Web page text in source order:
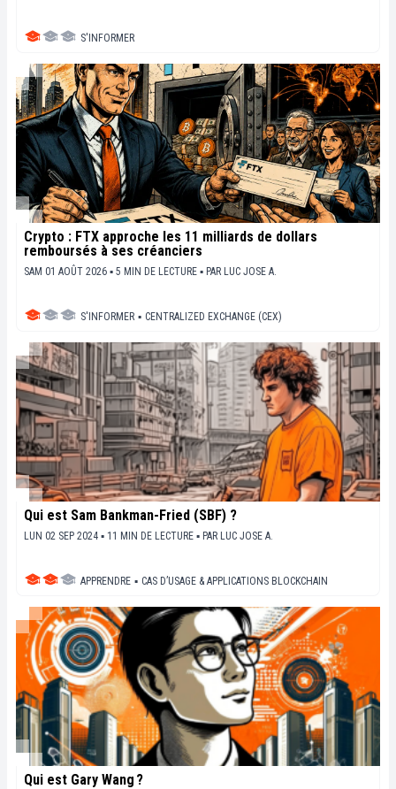
S'INFORMER
Crypto : FTX approche les 11 milliards de dollars
remboursés à ses créanciers
SAM 01 AOÛT 2026 ▪ 5 MIN DE LECTURE ▪ PAR LUC JOSE A.
S'INFORMER ▪ CENTRALIZED EXCHANGE (CEX)
Qui est Sam Bankman-Fried (SBF) ?
LUN 02 SEP 2024 ▪ 11 MIN DE LECTURE ▪ PAR LUC JOSE A.
APPRENDRE ▪ CAS D’USAGE & APPLICATIONS BLOCKCHAIN
Qui est Gary Wang ?